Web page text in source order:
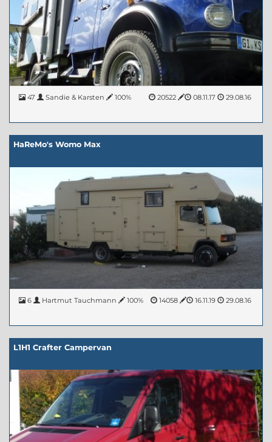
47 29.08.16
Sandie & Karsten 08.11.17
100% 20522
HaReMo's Womo Max
6 29.08.16
Hartmut Tauchmann 16.11.19
100% 14058
L1H1 Crafter Campervan